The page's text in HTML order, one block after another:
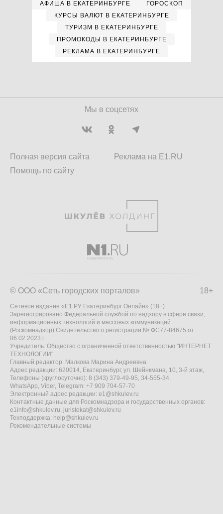
АФИША В ЕКАТЕРИНБУРГЕ
ГОРОСКОП
КУРСЫ ВАЛЮТ В ЕКАТЕРИНБУРГЕ
ТУРИЗМ В ЕКАТЕРИНБУРГЕ
ПРОМОКОДЫ В ЕКАТЕРИНБУРГЕ
РЕКЛАМА В ЕКАТЕРИНБУРГЕ
Мы в соцсетях
Полная версия сайта
Помощь по сайту
Реклама на E1.RU
18+
© ООО «Сеть городских порталов»
Сетевое издание «Е1.РУ Екатеринбург Онлайн» (18+)
Зарегистрировано Федеральной службой по надзору в сфере связи,
информационных технологий и массовых коммуникаций
(Роскомнадзор) Свидетельство о регистрации № ФС77-84675 от
06.02.2023 г.
Учредитель: Общество с ограниченной ответственностью "ИНТЕРНЕТ
ТЕХНОЛОГИИ"
Главный редактор: Малкова Марина Андреевна
Адрес редакции: 620014, Екатеринбург, ул. Шейнкмана, 10, 3-й этаж,
Телефоны (круглосуточно): 8 (343) 379-49-95, 34-555-34,
WhatsApp, Viber, Telegram: +7 909 704-57-70
Электронный адрес редакции: e1@shkulev.ru
Контактные данные для Роскомнадзора и государственных органов:
e1info@shkulev.ru, juristekat@shkulev.ru
Техподдержка: help@shkulev.ru
Рекомендательные системы